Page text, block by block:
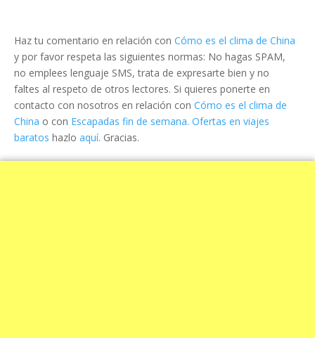
Haz tu comentario en relación con Cómo es el clima de China
y por favor respeta las siguientes normas: No hagas SPAM,
no emplees lenguaje SMS, trata de expresarte bien y no
faltes al respeto de otros lectores. Si quieres ponerte en
contacto con nosotros en relación con Cómo es el clima de
China o con Escapadas fin de semana. Ofertas en viajes
baratos hazlo aquí. Gracias.